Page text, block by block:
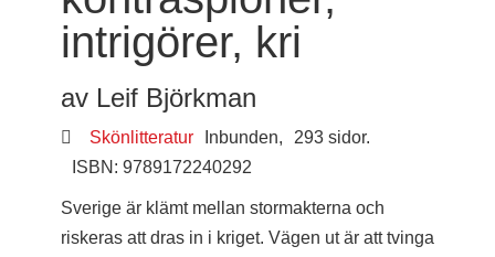
intrigörer, kri
av Leif Björkman
Skönlitteratur Inbunden,
293 sidor.
ISBN: 9789172240292
Sverige är klämt mellan stormakterna och
riskeras att dras in i kriget. Vägen ut är att tvinga